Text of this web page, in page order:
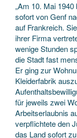
„Am 10. Mai
sofort von Genf
auf Frankreich.
ihrer Firma
wenige Stunden
die Stadt fast
Er ging zur
Kleiderfabrik
für jeweils zwei
Arbeitserlaubnis
verpflichtete den
das Land sofort